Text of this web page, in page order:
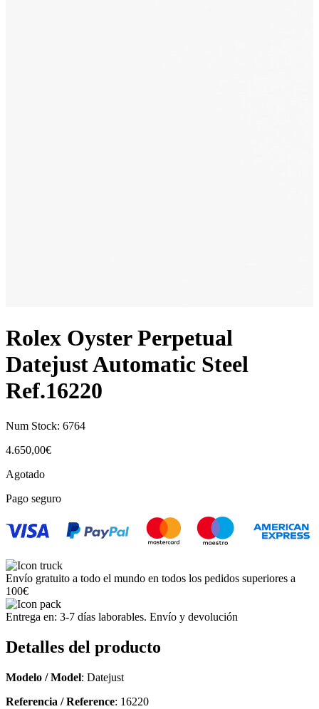
Rolex Oyster Perpetual
Datejust Automatic Steel
Ref.16220
Num Stock: 6764
4.650,00€
Agotado
Pago seguro
Envío gratuito a todo el mundo en todos los pedidos superiores a
100€
Entrega en: 3-7 días laborables. Envío y devolución
Detalles del producto
Modelo / Model: Datejust
Referencia / Reference: 16220